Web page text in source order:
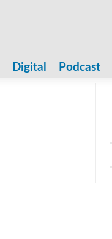
Digital Podcast